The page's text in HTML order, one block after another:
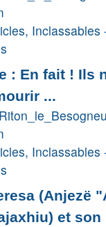
Inclassables
: En fait ! Ils
...
Inclassables
(Anjezë
et son